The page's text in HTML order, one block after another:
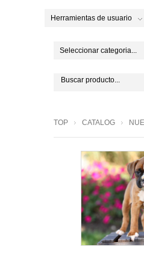
Herramientas de usuario
Seleccionar categoria...
TOP CATALOG